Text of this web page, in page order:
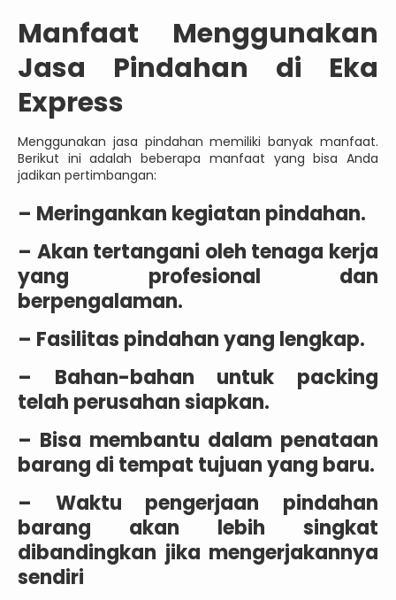
Manfaat Menggunakan
Jasa Pindahan di Eka
Express
Menggunakan jasa pindahan memiliki banyak manfaat.
Berikut ini adalah beberapa manfaat yang bisa Anda
jadikan pertimbangan:
– Meringankan kegiatan pindahan.
– Akan tertangani oleh tenaga kerja
yang profesional dan
berpengalaman.
– Fasilitas pindahan yang lengkap.
– Bahan-bahan untuk packing
telah perusahan siapkan.
– Bisa membantu dalam penataan
barang di tempat tujuan yang baru.
– Waktu pengerjaan pindahan
barang akan lebih singkat
dibandingkan jika mengerjakannya
sendiri